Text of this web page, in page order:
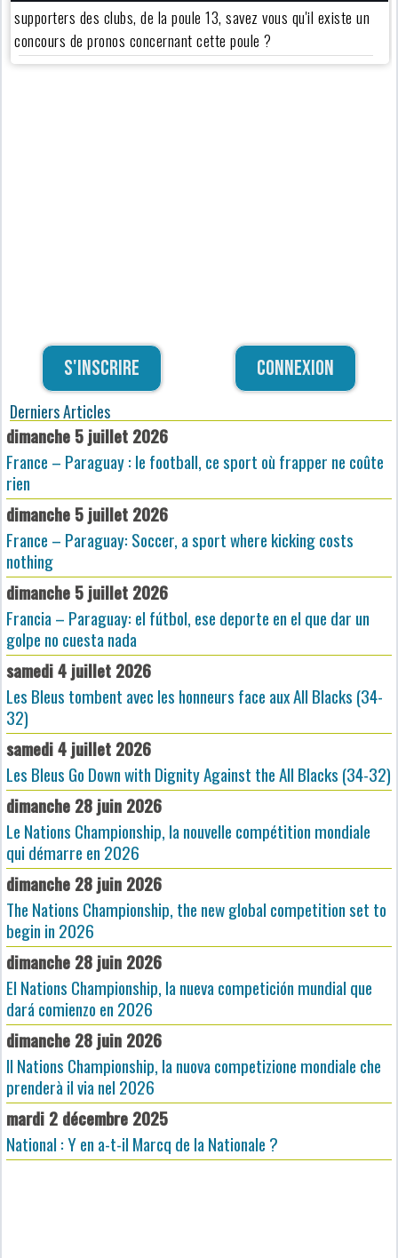
supporters des clubs, de la poule 13, savez vous qu'il existe un
concours de pronos concernant cette poule ?
S'inscrire Connexion
Derniers Articles
dimanche 5 juillet 2026
France – Paraguay : le football, ce sport où frapper ne coûte
rien
dimanche 5 juillet 2026
France – Paraguay: Soccer, a sport where kicking costs
nothing
dimanche 5 juillet 2026
Francia – Paraguay: el fútbol, ese deporte en el que dar un
golpe no cuesta nada
samedi 4 juillet 2026
Les Bleus tombent avec les honneurs face aux All Blacks (34-
32)
samedi 4 juillet 2026
Les Bleus Go Down with Dignity Against the All Blacks (34-32)
dimanche 28 juin 2026
Le Nations Championship, la nouvelle compétition mondiale
qui démarre en 2026
dimanche 28 juin 2026
The Nations Championship, the new global competition set to
begin in 2026
dimanche 28 juin 2026
El Nations Championship, la nueva competición mundial que
dará comienzo en 2026
dimanche 28 juin 2026
Il Nations Championship, la nuova competizione mondiale che
prenderà il via nel 2026
mardi 2 décembre 2025
National : Y en a-t-il Marcq de la Nationale ?